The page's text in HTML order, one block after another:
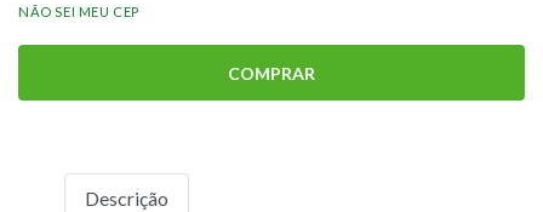
NÃO SEI MEU CEP
COMPRAR
Descrição